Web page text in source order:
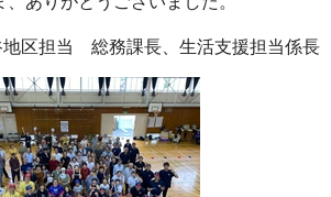
地区担当 総務課長、生活支援担当係長